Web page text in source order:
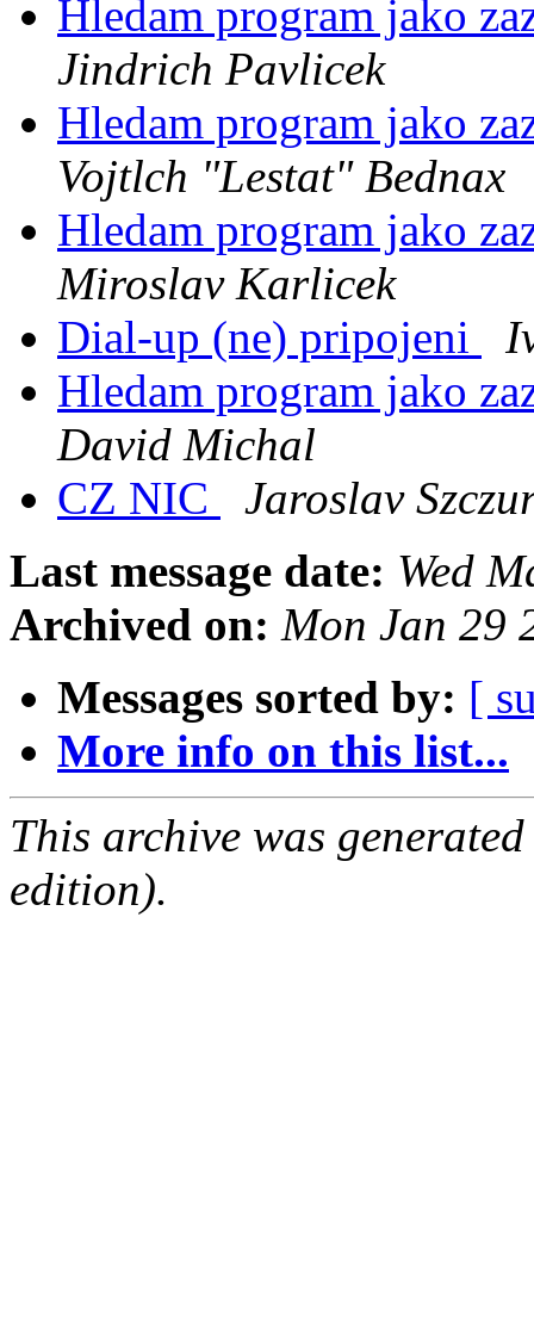
Hledam program jako
Jindrich Pavlicek
Hledam program jako
Vojtlch "Lestat" Bednax
Hledam program jako
Miroslav Karlicek
Dial-up (ne) pripojeni
Hledam program jako
David Michal
CZ NIC
Jaroslav
Last message date: Wed
Archived on: Mon Jan 29
Messages sorted by: [
More info on this list...
This archive was
edition).